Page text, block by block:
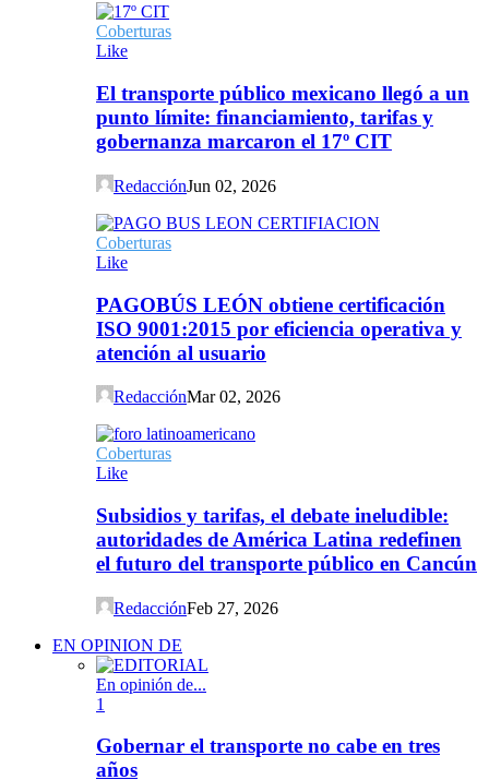
Coberturas
Like
El transporte público mexicano llegó a un
punto límite: financiamiento, tarifas y
gobernanza marcaron el 17º CIT
RedacciónJun 02, 2026
Coberturas
Like
PAGOBÚS LEÓN obtiene certificación
ISO 9001:2015 por eficiencia operativa y
atención al usuario
RedacciónMar 02, 2026
Coberturas
Like
Subsidios y tarifas, el debate ineludible:
autoridades de América Latina redefinen
el futuro del transporte público en Cancún
RedacciónFeb 27, 2026
EN OPINION DE
En opinión de...
1
Gobernar el transporte no cabe en tres
años